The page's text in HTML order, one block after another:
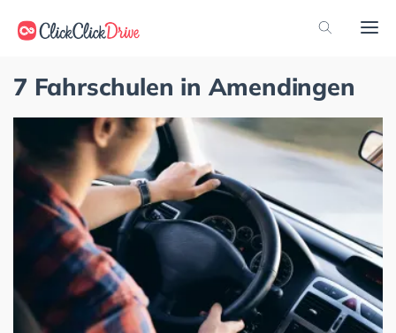
7 Fahrschulen in Amendingen